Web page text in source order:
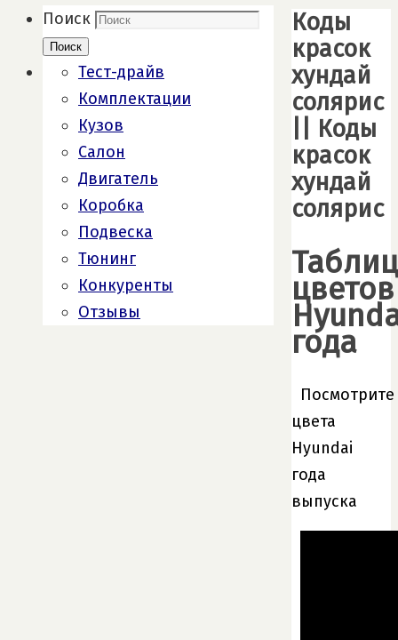
Коды
красок
хундай
солярис
|| Коды
красок
хундай
солярис
цветов
года
Посмотрите
цвета
Hyundai
года
выпуска
Поиск
Поиск
Тест-драйв
Комплектации
Кузов
Салон
Двигатель
Коробка
Подвеска
Тюнинг
Конкуренты
Отзывы